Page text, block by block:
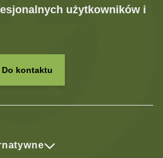
użytkowników i
Do kontaktu